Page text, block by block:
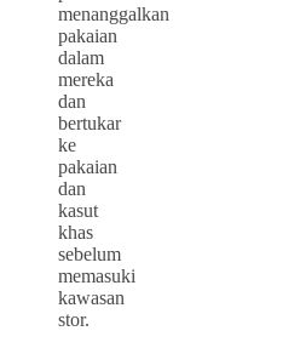
menanggalkan
pakaian
dalam
mereka
dan
bertukar
ke
pakaian
dan
kasut
khas
sebelum
memasuki
kawasan
stor.